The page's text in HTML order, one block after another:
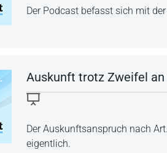
Der Podcast befasst sich mit
Auskunft trotz Zweifel
Der Auskunftsanspruch nach
eigentlich.